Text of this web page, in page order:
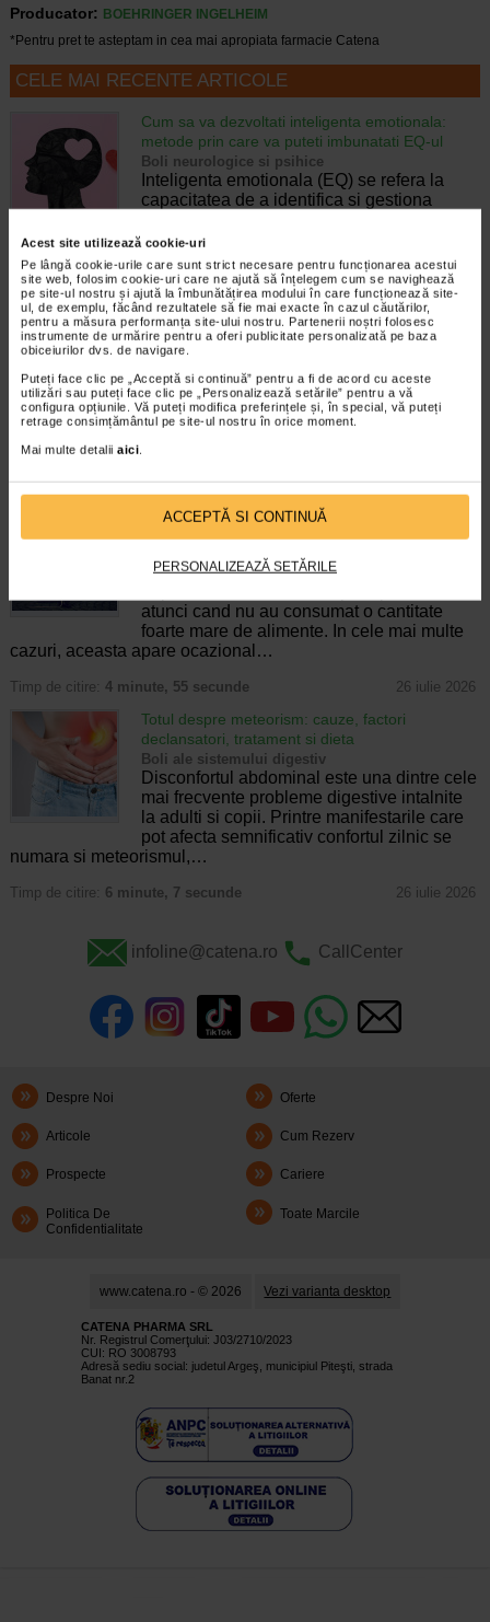
Acest site utilizează cookie-uri
Pe lângă cookie-urile care sunt strict necesare pentru funcționarea acestui
site web, folosim cookie-uri care ne ajută să înțelegem cum se navighează
pe site-ul nostru și ajută la îmbunătățirea modului în care funcționează site-
ul, de exemplu, făcând rezultatele să fie mai exacte în cazul căutărilor,
pentru a măsura performanța site-ului nostru. Partenerii noștri folosesc
instrumente de urmărire pentru a oferi publicitate personalizată pe baza
obiceiurilor dvs. de navigare.
Puteți face clic pe „Acceptă si continuă” pentru a fi de acord cu aceste
utilizări sau puteți face clic pe „Personalizează setările” pentru a vă
configura opțiunile. Vă puteți modifica preferințele și, în special, vă puteți
retrage consimțământul pe site-ul nostru în orice moment.
Mai multe detalii aici.
ACCEPTĂ SI CONTINUĂ
PERSONALIZEAZĂ SETĂRILE
Producator:
BOEHRINGER INGELHEIM
*Pentru pret te asteptam in cea mai apropiata farmacie Catena
CELE MAI RECENTE ARTICOLE
Cum sa va dezvoltati inteligenta emotionala:
metode prin care va puteti imbunatati EQ-ul
Boli neurologice si psihice
Inteligenta emotionala (EQ) se refera la
capacitatea de a identifica si gestiona
In general, se spune ca inteligenta
emotionala cuprinde cateva abilitati:…
Timp de citire:4 minute, 31 secunde 6 august 2026
Enurezis: cauze, factori declansatori si solutii
Sistem urinar
pierderea accidentala de urina, de obicei in
timpul somnului. Este o afectiune frecventa
atat in randul copiilor, cat si al adultilor.
Timp de citire:4 minute, 32 secunde 28 iulie 2026
Senzatia de prea plin: cand indica o afectiune si
Multi oameni au experimentat macar o data
atunci cand nu au consumat o cantitate
foarte mare de alimente. In cele mai multe
cazuri, aceasta apare ocazional…
Timp de citire: 4 minute, 55 secunde 26 iulie 2026
Totul despre meteorism: cauze, factori
declansatori, tratament si dieta
Boli ale sistemului digestiv
Disconfortul abdominal este una dintre cele
mai frecvente probleme digestive intalnite
la adulti si copii. Printre manifestarile care
pot afecta semnificativ confortul zilnic se
numara si meteorismul,…
Timp de citire: 6 minute, 7 secunde 26 iulie 2026
infoline@catena.ro CallCenter
Despre Noi Oferte
Articole Cum Rezerv
Prospecte Cariere
Politica De
Confidentialitate
Toate Marcile
www.catena.ro - © 2026 Vezi varianta desktop
CATENA PHARMA SRL
Nr. Registrul Comerţului: J03/2710/2023
CUI: RO 3008793
Adresă sediu social: judetul Argeş, municipiul Piteşti, strada
Banat nr.2